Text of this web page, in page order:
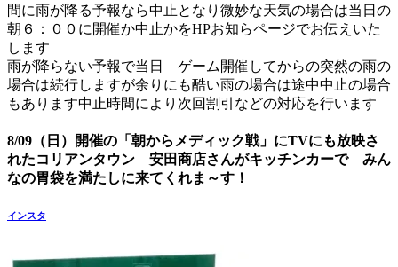
間に雨が降る予報なら中止となり微妙な天気の場合は当日の
朝６： ００に開催か中止かをHPお知らページでお伝えいた
します
雨が降らない予報で当日 ゲーム開催してからの突然の雨の
場合は続行しますが余りにも酷い雨の場合は途中中止の場合
もあります中止時間により次回割引などの対応を行います
8/09（日）開催の「朝からメディック戦」にTVにも放映さ
れたコリアンタウン 安田商店さんがキッチンカーで みん
なの胃袋を満たしに来てくれま～す！
インスタ